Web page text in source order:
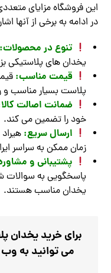
این فروشگاه مزایای
در ادامه به برخی از آنها
تنوع در محصولات:
یخدان‌ های پلاستیکی
قیمت مناسب:
پلاست بسیار مناسب و
ضمانت اصالت
خود را تضمین می‌ کند.
ارسال سریع:
زمان ممکن به سراسر
پشتیبانی و
پاسخگویی به سوالات
یخدان مناسب هستند.
برای خرید یخدان
می‌ توانید به